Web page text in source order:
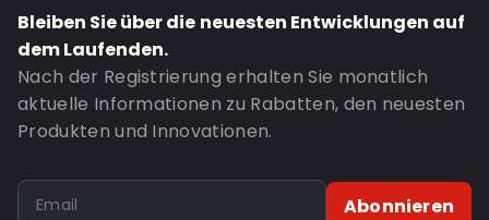
Bleiben Sie über die neuesten Entwicklungen auf
dem Laufenden.
Nach der Registrierung erhalten Sie monatlich
aktuelle Informationen zu Rabatten, den neuesten
Produkten und Innovationen.
Abonnieren